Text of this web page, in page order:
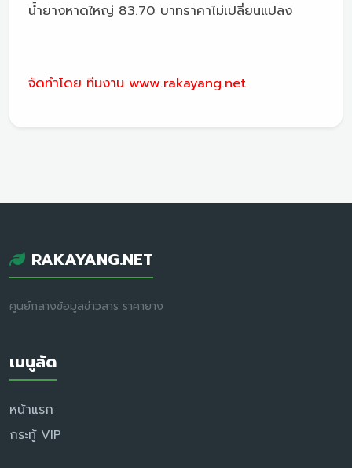
น้ำยางหาดใหญ่ 83.70 บาทราคาไม่เปลี่ยนแปลง
จัดทำโดย ทีมงาน www.rakayang.net
RAKAYANG.NET
ศูนย์กลางข้อมูลข่าวสาร ราคายาง
เมนูลัด
หน้าแรก
กระทู้ VIP